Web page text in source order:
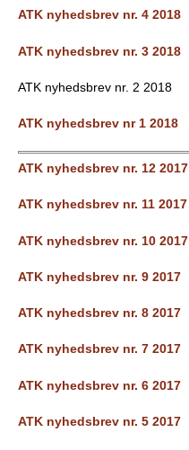
ATK nyhedsbrev nr. 4 2018
ATK nyhedsbrev nr. 3 2018
ATK nyhedsbrev nr. 2 2018
ATK nyhedsbrev nr 1 2018
ATK nyhedsbrev nr. 12 2017
ATK nyhedsbrev nr. 11 2017
ATK nyhedsbrev nr. 10 2017
ATK nyhedsbrev nr. 9 2017
ATK nyhedsbrev nr. 8 2017
ATK nyhedsbrev nr. 7 2017
ATK nyhedsbrev nr. 6 2017
ATK nyhedsbrev nr. 5 2017